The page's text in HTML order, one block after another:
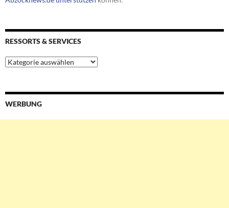
RESSORTS & SERVICES
Ressorts
&
WERBUNG